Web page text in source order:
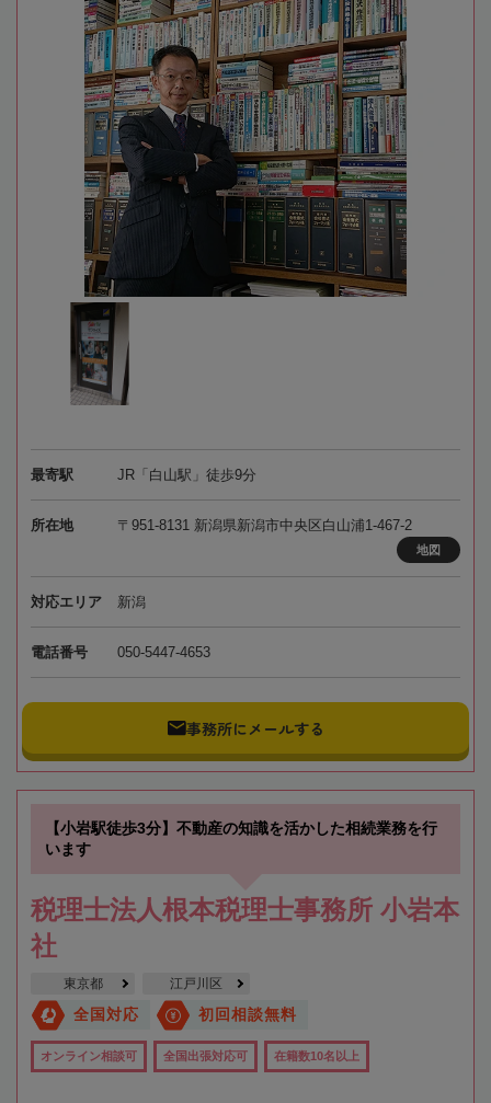
最寄駅 JR「白山駅」徒歩9分
所在地 〒951-8131 新潟県新潟市中央区白山浦1-467-2
地図
対応エリア 新潟
電話番号 050-5447-4653
事務所にメールする
【小岩駅徒歩3分】不動産の知識を活かした相続業務を行
います
税理士法人根本税理士事務所 小岩本
社
東京都 江戸川区
全国対応 初回相談無料
オンライン相談可 全国出張対応可 在籍数10名以上